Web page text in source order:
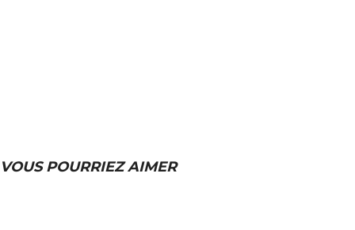
VOUS POURRIEZ AIMER